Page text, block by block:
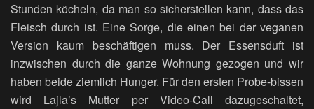
Stunden köcheln, da man so sicherstellen kann, dass das
Fleisch durch ist. Eine Sorge, die einen bei der veganen
Version kaum beschäftigen muss. Der Essensduft ist
inzwischen durch die ganze Wohnung gezogen und wir
haben beide ziemlich Hunger. Für den ersten Probe-bissen
wird Lajla’s Mutter per Video-Call dazugeschaltet,